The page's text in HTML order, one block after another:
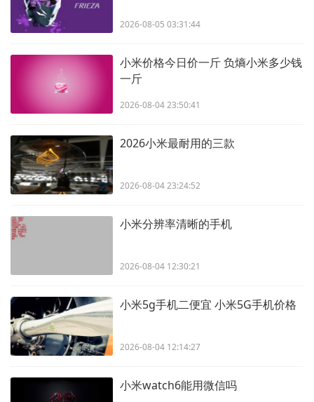
2026-08-05 03:31:44
小米价格今日价一斤 负熵小米多少钱
一斤
2026-08-04 23:50:41
2026小米最耐用的三款
2026-08-04 23:24:52
小米分辨率清晰的手机
2026-08-04 12:30:21
小米5g手机二便宜 小米5G手机价格
2026-08-04 12:14:27
小米watch6能用微信吗